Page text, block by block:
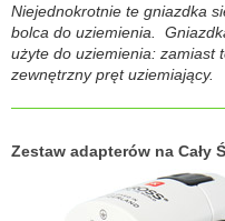
Niejednokrotnie te gniazdka
bolca do uziemienia.
użyte do uziemienia: zamiast
zewnętrzny pręt uziemiający.
Zestaw adapterów na Cały